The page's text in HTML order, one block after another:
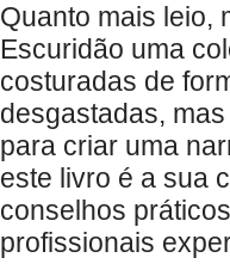
Quanto mais leio,
Escuridão uma
costuradas de
desgastadas,
para criar uma
este livro é a sua
conselhos
profissionais